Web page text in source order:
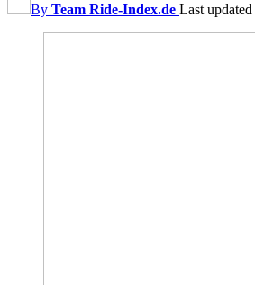
By Team Ride-Index.de Last updated